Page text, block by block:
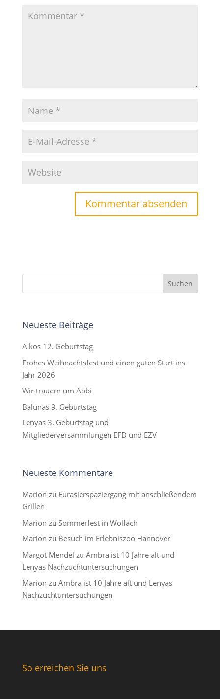
Neueste Beiträge
Aikos 12. Geburtstag
Frohes Weihnachtsfest und einen guten Start ins
Jahr 2026
Wir trauern um Abbi
Balunas 9. Geburtstag
Lenyas 3. Geburtstag und
Mitgliederversammlungen EFD und EZV
Neueste Kommentare
Marion zu Eurasierspaziergang mit anschließendem
Grillen
Marion zu Sommerfest in Wolfach
Marion zu Besuch im Erlebniszoo Hannover
Margot Mendel zu Ambra ist 10 Jahre alt und
Lenyas Nachzuchtuntersuchungen
Marion zu Ambra ist 10 Jahre alt und Lenyas
Nachzuchtuntersuchungen
So erreichen Sie uns